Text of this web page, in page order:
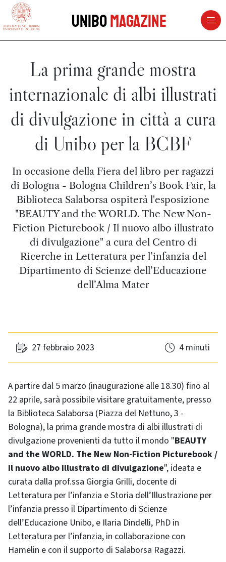
vai al contenuto della pagina
UniboMagazine
La prima grande mostra
internazionale di albi illustrati
di divulgazione in città a cura
di Unibo per la BCBF
In occasione della Fiera del libro per ragazzi
di Bologna - Bologna Children’s Book Fair, la
Biblioteca Salaborsa ospiterà l'esposizione
"BEAUTY and the WORLD. The New Non-
Fiction Picturebook / Il nuovo albo illustrato
di divulgazione" a cura del Centro di
Ricerche in Letteratura per l’infanzia del
Dipartimento di Scienze dell’Educazione
dell’Alma Mater
27 febbraio 2023 4 minuti
A partire dal 5 marzo (inaugurazione alle 18.30) fino al
22 aprile, sarà possibile visitare gratuitamente, presso
la Biblioteca Salaborsa (Piazza del Nettuno, 3 -
Bologna), la prima grande mostra di albi illustrati di
divulgazione provenienti da tutto il mondo "BEAUTY
and the WORLD. The New Non-Fiction Picturebook /
Il nuovo albo illustrato di divulgazione", ideata e
curata dalla prof.ssa Giorgia Grilli, docente di
Letteratura per l’infanzia e Storia dell’Illustrazione per
l’infanzia presso il Dipartimento di Scienze
dell’Educazione Unibo, e Ilaria Dindelli, PhD in
Letteratura per l’infanzia, in collaborazione con
Hamelin e con il supporto di Salaborsa Ragazzi.